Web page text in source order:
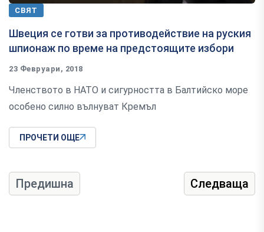
СВЯТ
Швеция се готви за противодействие на руския
шпионаж по време на предстоящите избори
23 Февруари, 2018
Членството в НАТО и сигурността в Балтийско море
особено силно вълнуват Кремъл
ПРОЧЕТИ ОЩЕ
Предишна Следваща